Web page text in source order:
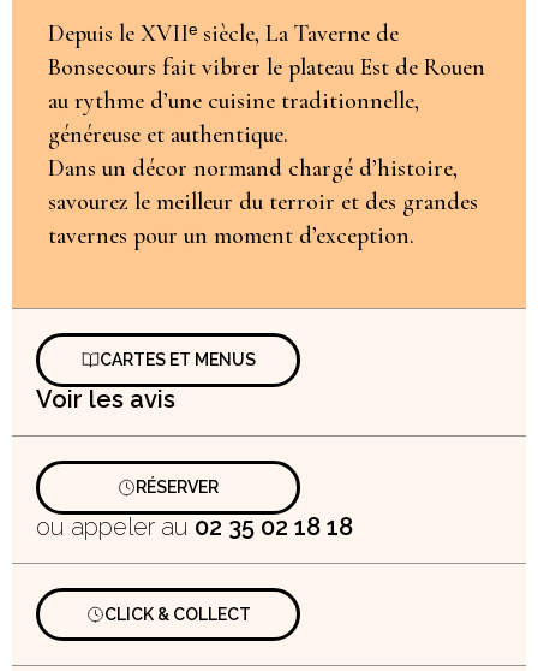
Depuis le XVIIᵉ siècle, La Taverne de
Bonsecours fait vibrer le plateau Est de Rouen
au rythme d’une cuisine traditionnelle,
généreuse et authentique.
Dans un décor normand chargé d’histoire,
savourez le meilleur du terroir et des grandes
tavernes pour un moment d’exception.
CARTES ET MENUS
Voir les avis
RÉSERVER
ou appeler au 02 35 02 18 18
CLICK & COLLECT